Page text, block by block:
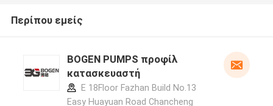
Περίπου εμείς
BOGEN PUMPS προφίλ
κατασκευαστή
E 18Floor Fazhan Build No.13
Easy Huayuan Road Chancheng